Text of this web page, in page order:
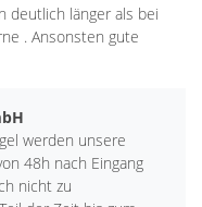
deutlich länger als bei
. Ansonsten gute
werden unsere
48h nach Eingang
nicht zu